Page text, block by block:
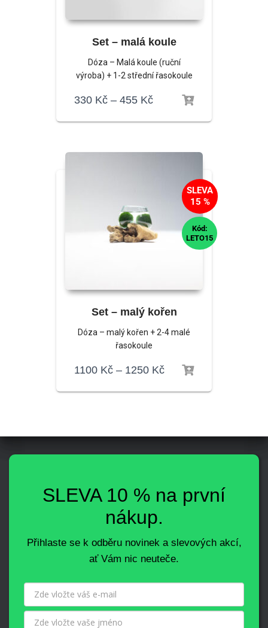
Set – malá koule
Dóza – Malá koule (ruční
výroba) + 1-2 střední řasokoule
330 Kč – 455 Kč
SLEVA
15 %
Kód:
LETO15
Set – malý kořen
Dóza – malý kořen + 2-4 malé
řasokoule
1100 Kč – 1250 Kč
SLEVA 10 % na první
nákup.
Přihlaste se k odběru novinek a slevových akcí,
ať Vám nic neuteče.